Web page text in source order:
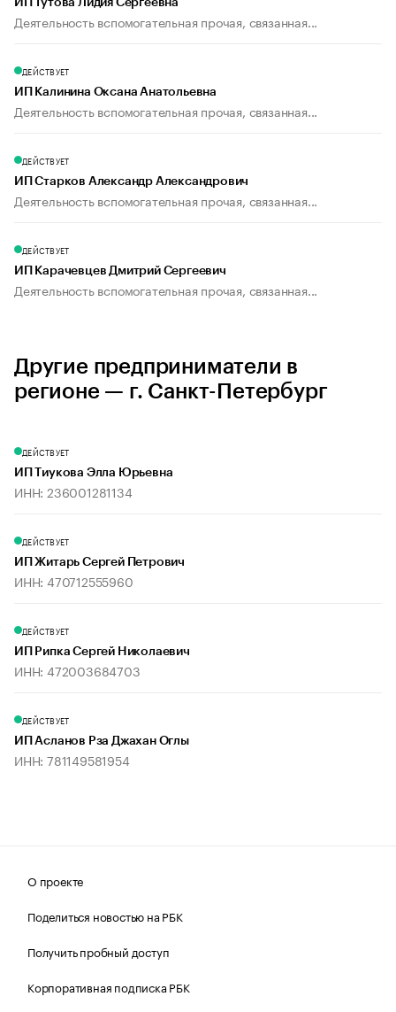
ИП Тутова Лидия Сергеевна
Деятельность вспомогательная прочая, связанная...
ДЕЙСТВУЕТ
ИП Калинина Оксана Анатольевна
Деятельность вспомогательная прочая, связанная...
ДЕЙСТВУЕТ
ИП Старков Александр Александрович
Деятельность вспомогательная прочая, связанная...
ДЕЙСТВУЕТ
ИП Карачевцев Дмитрий Сергеевич
Деятельность вспомогательная прочая, связанная...
Другие предприниматели в
регионе — г. Санкт-Петербург
ДЕЙСТВУЕТ
ИП Тиукова Элла Юрьевна
ИНН: 236001281134
ДЕЙСТВУЕТ
ИП Житарь Сергей Петрович
ИНН: 470712555960
ДЕЙСТВУЕТ
ИП Рипка Сергей Николаевич
ИНН: 472003684703
ДЕЙСТВУЕТ
ИП Асланов Рза Джахан Оглы
ИНН: 781149581954
О проекте
Поделиться новостью на РБК
Получить пробный доступ
Корпоративная подписка РБК